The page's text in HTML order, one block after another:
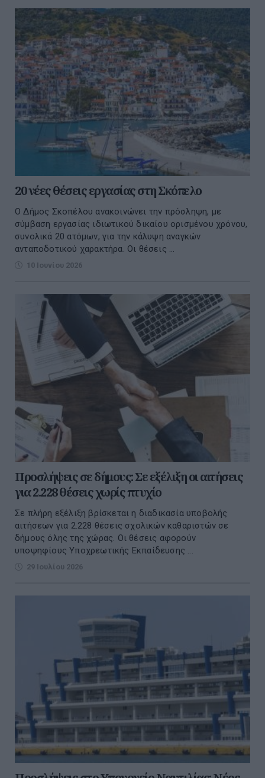
20 νέες θέσεις εργασίας στη Σκόπελο
Ο Δήμος Σκοπέλου ανακοινώνει την πρόσληψη, με
σύμβαση εργασίας ιδιωτικού δικαίου ορισμένου χρόνου,
συνολικά 20 ατόμων, για την κάλυψη αναγκών
ανταποδοτικού χαρακτήρα. Οι θέσεις ...
10 Ιουνίου 2026
Προσλήψεις σε δήμους: Σε εξέλιξη οι αιτήσεις
για 2.228 θέσεις χωρίς πτυχίο
Σε πλήρη εξέλιξη βρίσκεται η διαδικασία υποβολής
αιτήσεων για 2.228 θέσεις σχολικών καθαριστών σε
δήμους όλης της χώρας. Οι θέσεις αφορούν
υποψηφίους Υποχρεωτικής Εκπαίδευσης ...
29 Ιουλίου 2026